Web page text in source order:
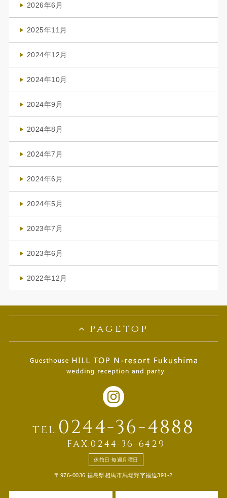
2026年6月
2025年11月
2024年12月
2024年10月
2024年9月
2024年8月
2024年7月
2024年6月
2024年5月
2023年7月
2023年6月
2022年12月
pagetop
TEL. 0244-36-4888
FAX.0244-36-6429
休館日 毎週月曜日
〒976-0036 福島県相馬市馬場野字福迫391-2